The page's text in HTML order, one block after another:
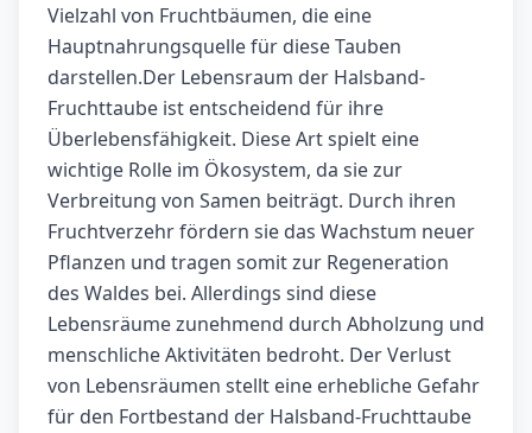
Vielzahl von Fruchtbäumen, die eine
Hauptnahrungsquelle für diese Tauben
darstellen.Der Lebensraum der Halsband-
Fruchttaube ist entscheidend für ihre
Überlebensfähigkeit. Diese Art spielt eine
wichtige Rolle im Ökosystem, da sie zur
Verbreitung von Samen beiträgt. Durch ihren
Fruchtverzehr fördern sie das Wachstum neuer
Pflanzen und tragen somit zur Regeneration
des Waldes bei. Allerdings sind diese
Lebensräume zunehmend durch Abholzung und
menschliche Aktivitäten bedroht. Der Verlust
von Lebensräumen stellt eine erhebliche Gefahr
für den Fortbestand der Halsband-Fruchttaube